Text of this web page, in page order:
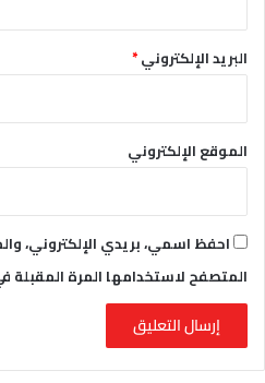
البريد الإلكتروني*
الموقع الإلكتروني
احفظ اسمي، بريدي الإلكتروني،
المتصفح لاستخدامها المرة المقبلة